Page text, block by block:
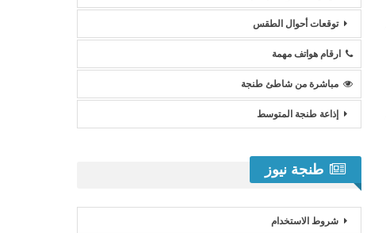
توقعات أحوال الطقس
ارقام هواتف مهمة
مباشرة من شاطئ طنجة
إذاعة طنجة المتوسط
طنجة نيوز
شروط الاستخدام